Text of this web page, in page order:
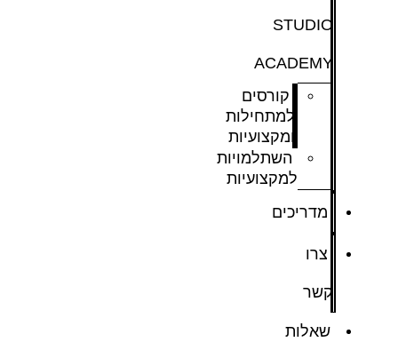
STUDIO
ACADEMY
קורסים
למתחילות
ומקצועיות
השתלמויות
למקצועיות
מדריכים
צרו
קשר
שאלות